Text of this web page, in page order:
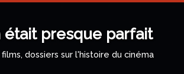
était presque parfait
dossiers sur l'histoire du cinéma